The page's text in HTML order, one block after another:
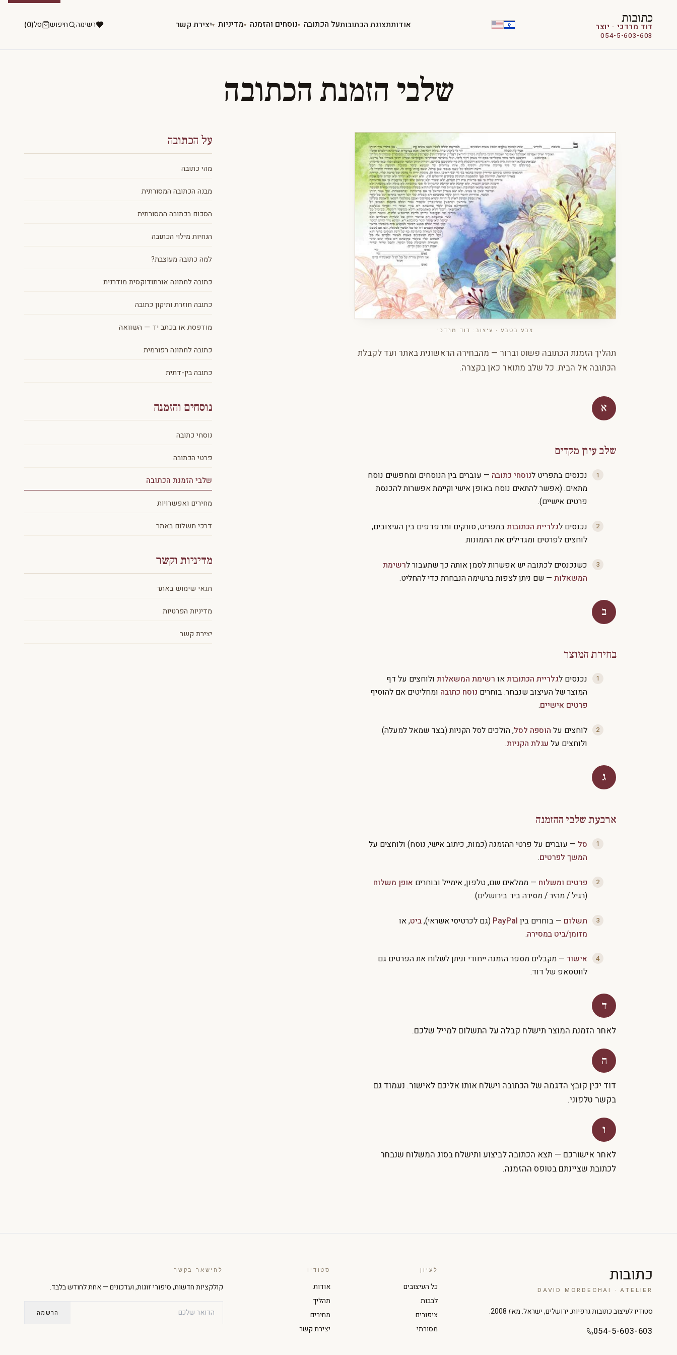
כתובות
דוד מרדכי · יוצר
054-5-603-603
אודותתצוגת הכתובותעל הכתובה נוסחים והזמנה מדיניות יצירת קשר רשימה חיפוש סל(0)
שלבי הזמנת הכתובה
צבע בטבע · עיצוב: דוד מרדכי
תהליך הזמנת הכתובה פשוט וברור — מהבחירה הראשונית באתר ועד לקבלת
הכתובה אל הבית. כל שלב מתואר כאן בקצרה.
א
שלב עיון מקדים
נכנסים בתפריט לנוסחי כתובה — עוברים בין הנוסחים ומחפשים נוסח
מתאים. (אפשר להתאים נוסח באופן אישי וקיימת אפשרות להכנסת
פרטים אישיים).
נכנסים לגלריית הכתובותבתפריט, סורקים ומדפדפים בין העיצובים,
לוחצים לפרטים ומגדילים את התמונות.
כשנכנסים לכתובה יש אפשרות לסמן אותה כך שתעבור לרשימת
המשאלות — שם ניתן לצפות ברשימה הנבחרת כדי להחליט.
ב
בחירת המוצר
נכנסים לגלריית הכתובותאו רשימת המשאלות ולוחצים על דף
המוצר של העיצוב שנבחר. בוחרים נוסח כתובה ומחליטים אם להוסיף
פרטים אישיים.
לוחצים על הוספה לסל, הולכים לסל הקניות (בצד שמאל למעלה)
ולוחצים על עגלת הקניות.
ג
ארבעת שלבי ההזמנה
סל — עוברים על פרטי ההזמנה (כמות, כיתוב אישי, נוסח) ולוחצים על
המשך לפרטים.
פרטים ומשלוח — ממלאים שם, טלפון, אימייל ובוחרים אופן משלוח
(רגיל / מהיר / מסירה ביד בירושלים).
תשלום — בוחרים בין PayPal (גם לכרטיסי אשראי),ביט, או
מזומן/ביט במסירה.
אישור — מקבלים מספר הזמנה ייחודי וניתן לשלוח את הפרטים גם
לווטסאפ של דוד.
ד
לאחר הזמנת המוצר תישלח קבלה על התשלום למייל שלכם.
ה
דוד יכין קובץ הדגמה של הכתובה וישלח אותו אליכם לאישור. נעמוד גם
בקשר טלפוני.
ו
לאחר אישורכם — תצא הכתובה לביצוע ותישלח בסוג המשלוח שנבחר
לכתובת שציינתם בטופס ההזמנה.
על הכתובה
מהי כתובה
מבנה הכתובה המסורתית
הסכום בכתובה המסורתית
הנחיות מילוי הכתובה
למה כתובה מעוצבת?
כתובה לחתונה אורתודוקסית מודרנית
כתובה חוזרת ותיקון כתובה
מודפסת או בכתב יד — השוואה
כתובה לחתונה רפורמית
כתובה בין-דתית
נוסחים והזמנה
נוסחי כתובה
פרטי הכתובה
שלבי הזמנת הכתובה
מחירים ואפשרויות
דרכי תשלום באתר
מדיניות וקשר
תנאי שימוש באתר
מדיניות הפרטיות
יצירת קשר
כתובות
DAVID MORDECHAI · ATELIER
סטודיו לעיצוב כתובות גרפיות. ירושלים, ישראל. מאז 2008.
054-5-603-603
לעיון
כל העיצובים
לבבות
ציפורים
מסורתי
סטודיו
אודות
תהליך
מחירים
יצירת קשר
להישאר בקשר
קולקציות חדשות, סיפורי זוגות, ועדכונים — אחת לחודש בלבד.
הרשמה